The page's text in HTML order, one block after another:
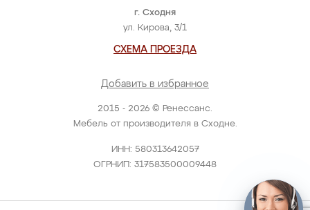
2015 - 2026 © Ренессанс.
Мебель от производителя в Сходне.
ИНН: 580313642057
ОГРНИП: 317583500009448
г. Сходня
ул. Кирова, 3/1
СХЕМА ПРОЕЗДА
Добавить в избранное